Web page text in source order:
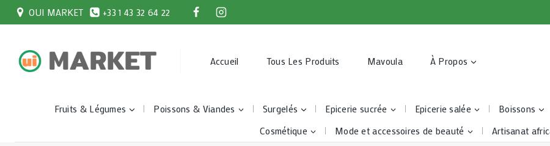
OUI MARKET +33 1 43 32 64 22
Accueil Tous Les Produits Mavoula À Propos
Fruits & Légumes Poissons & Viandes Surgelés Epicerie sucrée Epicerie salée Boissons
Cosmétique
Mode et accessoires de beauté Artisanat